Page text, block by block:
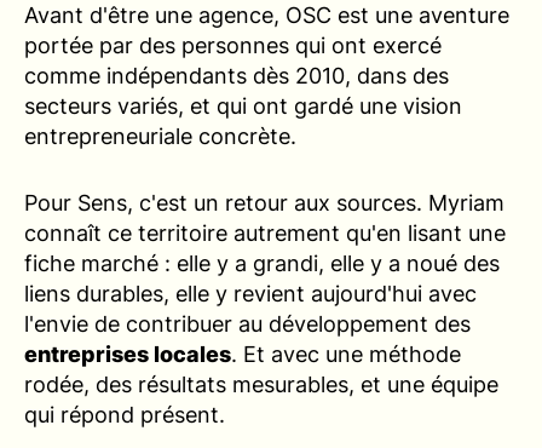
Avant d'être une agence, OSC est une aventure
portée par des personnes qui ont exercé
comme indépendants dès 2010, dans des
secteurs variés, et qui ont gardé une vision
entrepreneuriale concrète.
Pour Sens, c'est un retour aux sources. Myriam
connaît ce territoire autrement qu'en lisant une
fiche marché : elle y a grandi, elle y a noué des
liens durables, elle y revient aujourd'hui avec
l'envie de contribuer au développement des
entreprises locales. Et avec une méthode
rodée, des résultats mesurables, et une équipe
qui répond présent.